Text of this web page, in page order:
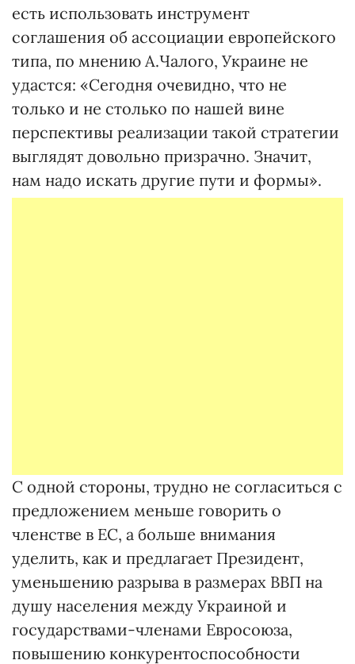
есть использовать инструмент
соглашения об ассоциации европейского
типа, по мнению А.Чалого, Украине не
удастся: «Сегодня очевидно, что не
только и не столько по нашей вине
перспективы реализации такой стратегии
выглядят довольно призрачно. Значит,
нам надо искать другие пути и формы».
С одной стороны, трудно не согласиться с
предложением меньше говорить о
членстве в ЕС, а больше внимания
уделить, как и предлагает Президент,
уменьшению разрыва в размерах ВВП на
душу населения между Украиной и
государствами-членами Евросоюза,
повышению конкурентоспособности